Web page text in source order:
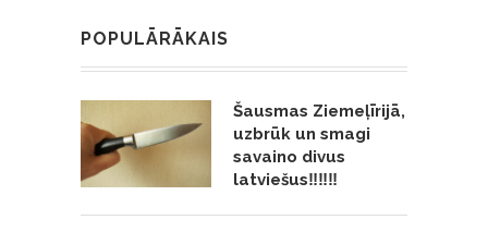
POPULĀRĀKAIS
Šausmas Ziemeļīrijā,
uzbrūk un smagi
savaino divus
latviešus‼️‼️‼️